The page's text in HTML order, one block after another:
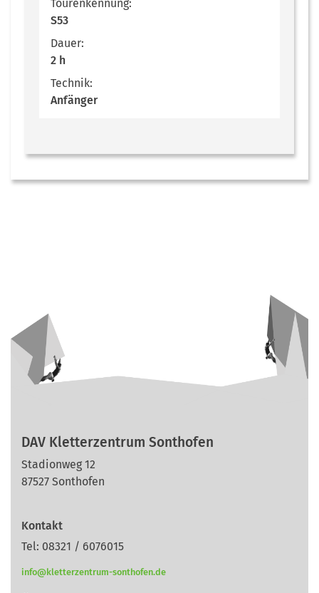
Tourenkennung:
S53
Dauer:
2 h
Technik:
Anfänger
DAV Kletterzentrum Sonthofen
Stadionweg 12
87527 Sonthofen
Kontakt
Tel: 08321 / 6076015
info@kletterzentrum-sonthofen.de